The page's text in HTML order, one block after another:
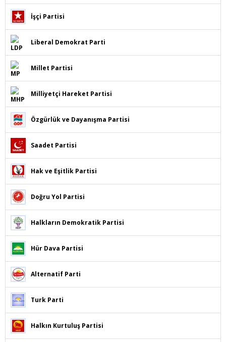
İşçi Partisi
Liberal Demokrat Parti
Millet Partisi
Milliyetçi Hareket Partisi
Özgürlük ve Dayanışma Partisi
Saadet Partisi
Hak ve Eşitlik Partisi
Doğru Yol Partisi
Halkların Demokratik Partisi
Hür Dava Partisi
Alternatif Parti
Turk Parti
Halkın Kurtuluş Partisi